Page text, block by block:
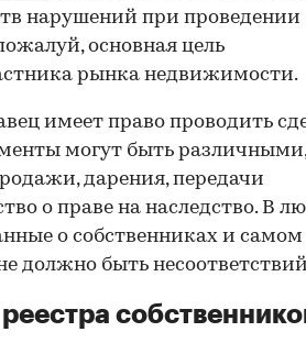
нарушений при проведении
основная цель
рынка недвижимости.
имеет право проводить
могут быть различными,
дарения, передачи
о праве на наследство. В
о собственниках и самом
должно быть